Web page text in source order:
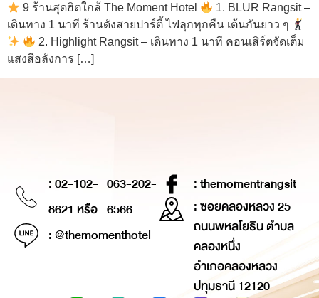
9 ร้านสุดฮิตใกล้ The Moment Hotel
1. BLUR Rangsit –
เดินทาง 1 นาที ร้านดังสายปาร์ตี้ ไฟลุกทุกคืน เต้นกันยาว ๆ
2. Highlight Rangsit – เดินทาง 1 นาที คอนเสิร์ตจัดเต็ม
แสงสีอลังการ […]
: 02-102-
8621 หรือ
063-202-
6566
: @themomenthotel
: themomentrangsit
: ซอยคลองหลวง 25
ถนนพหลโยธิน ตำบล
คลองหนึ่ง
อำเภอคลองหลวง
ปทุมธานี 12120